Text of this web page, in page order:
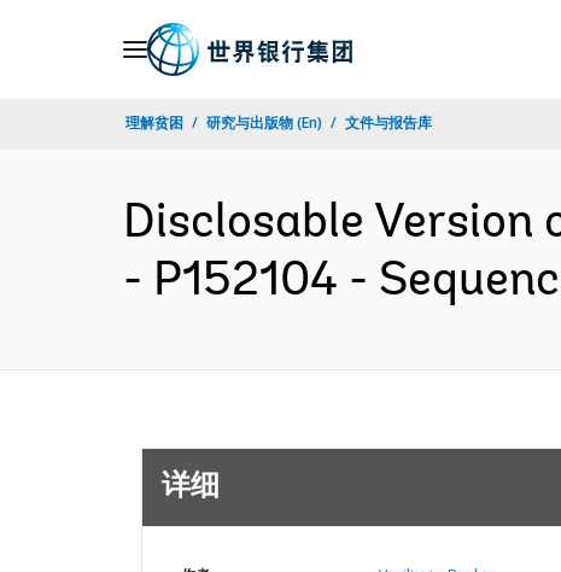
理解贫困 研究与出版物 (En) 文件与报告库
Disclosable Version
- P152104 -
详细